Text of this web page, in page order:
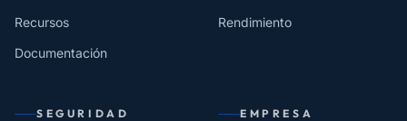
Recursos
Documentación
Rendimiento
SEGURIDAD EMPRESA